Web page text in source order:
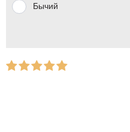
Бычий